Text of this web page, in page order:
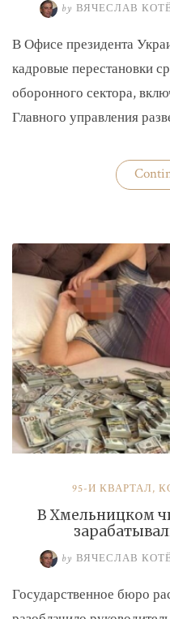
by ВЯЧЕСЛАВ
В Офисе президента
кадровые перестановки
оборонного сектора,
Главного управления
95-Й КВАРТАЛ,
В Хмельницком
by ВЯЧЕСЛАВ
Государственное бюро